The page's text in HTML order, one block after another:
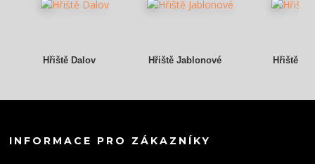
Hřiště Dalov Hřiště Jablonové Hřiště
INFORMACE PRO ZÁKAZNÍKY